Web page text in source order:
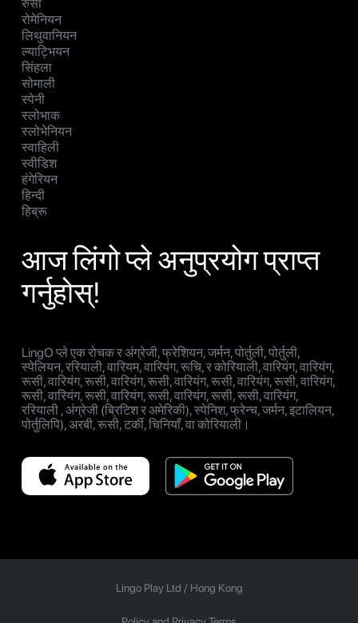
रुसी
रोमेनियन
लिथुवानियन
ल्याट्भियन
सिंहला
सोमाली
स्पेनी
स्लोभाक
स्लोभेनियन
स्वाहिली
स्वीडिश
हंगेरियन
हिन्दी
हिब्रू
आज लिंगो प्ले अनुप्रयोग प्राप्त
गर्नुहोस्!
LingO प्ले एक रोचक र अंग्रेजी, फ्रेशियन, जर्मन, पोर्तुली, पोर्तुली,
स्पेलियन, ररियाली, वारियम, वारियंग, रूचि, र कोरियाली, वारियंग, वारियंग,
रूसी, वारियंग, रूसी, वारियंग, रूसी, वारियंग, रूसी, वारियंग, रूसी, वारियंग,
रूसी, वारियंग, रूसी, वारियंग, रूसी, वारियंग, रूसी, रूसी, वारियंग,
ररियाली , अंग्रेजी (ब्रिटिश र अमेरिकी), स्पेनिश, फ्रेन्च, जर्मन, इटालियन,
पोर्तुलिपि), अरबी, रूसी, टर्की, चिनियाँ, वा कोरियाली।
Lingo Play Ltd / Hong Kong